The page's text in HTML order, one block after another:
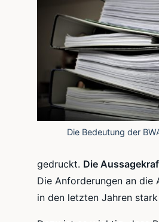
Die Bedeutung der
gedruckt. Die
Die Anforderungen an
in den letzten Jahren